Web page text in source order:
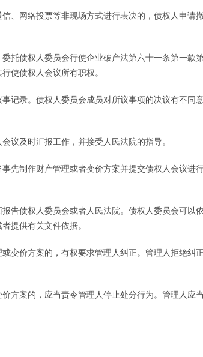
网络投票等非现场方式进行表决的，债权人申请
债权人委员会行使企业破产法第六十一条第一款
使债权人会议所有职权。
录。债权人委员会成员对所议事项的决议有不同
及时汇报工作，并接受人民法院的指导。
制作财产管理或者变价方案并提交债权人会议进
债权人委员会或者人民法院。债权人委员会可以依
提供有关文件依据。
价方案的，有权要求管理人纠正。管理人拒绝纠正
案的，应当责令管理人停止处分行为。管理人应当